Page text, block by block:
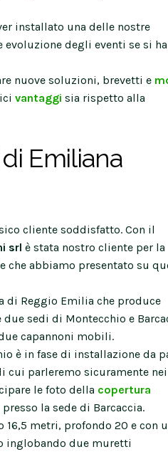
installato una delle nostre
degli eventi se si ha
nuove soluzioni, brevetti e
vantaggi sia rispetto alla
Emiliana
cliente soddisfatto. Con il
srl è stata nostro cliente per la
che abbiamo presentato su
di Reggio Emilia che produce
sedi di Montecchio e
capannoni mobili.
è in fase di installazione da
cui parleremo sicuramente nei
le foto della copertura
la sede di Barcaccia.
16,5 metri, profondo 20 e con
inglobando due muretti